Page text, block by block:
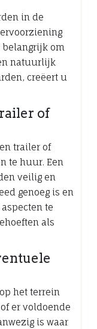
in de
belangrijk om
natuurlijk
creëert u
of
trailer of
te huur. Een
veilig en
genoeg is en
te
als
het terrein
er voldoende
is waar